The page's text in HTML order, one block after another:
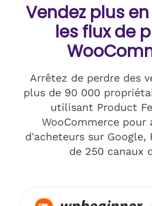
Vendez plus
les flux de
Arrêtez de perdre des
plus de 90 000
utilisant Product
WooCommerce
d'acheteurs sur Google,
de 250 canaux